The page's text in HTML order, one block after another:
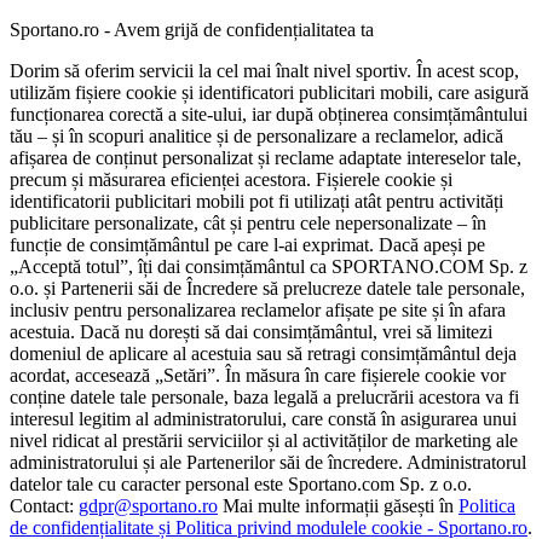
Sportano.ro - Avem grijă de confidențialitatea ta
Dorim să oferim servicii la cel mai înalt nivel sportiv. În acest scop,
utilizăm fișiere cookie și identificatori publicitari mobili, care asigură
funcționarea corectă a site-ului, iar după obținerea consimțământului
tău – și în scopuri analitice și de personalizare a reclamelor, adică
afișarea de conținut personalizat și reclame adaptate intereselor tale,
precum și măsurarea eficienței acestora. Fișierele cookie și
identificatorii publicitari mobili pot fi utilizați atât pentru activități
publicitare personalizate, cât și pentru cele nepersonalizate – în
funcție de consimțământul pe care l-ai exprimat. Dacă apeși pe
„Acceptă totul”, îți dai consimțământul ca SPORTANO.COM Sp. z
o.o. și Partenerii săi de Încredere să prelucreze datele tale personale,
inclusiv pentru personalizarea reclamelor afișate pe site și în afara
acestuia. Dacă nu dorești să dai consimțământul, vrei să limitezi
domeniul de aplicare al acestuia sau să retragi consimțământul deja
acordat, accesează „Setări”. În măsura în care fișierele cookie vor
conține datele tale personale, baza legală a prelucrării acestora va fi
interesul legitim al administratorului, care constă în asigurarea unui
nivel ridicat al prestării serviciilor și al activităților de marketing ale
administratorului și ale Partenerilor săi de încredere. Administratorul
datelor tale cu caracter personal este Sportano.com Sp. z o.o.
Contact: gdpr@sportano.ro Mai multe informații găsești în Politica
de confidențialitate și Politica privind modulele cookie - Sportano.ro.